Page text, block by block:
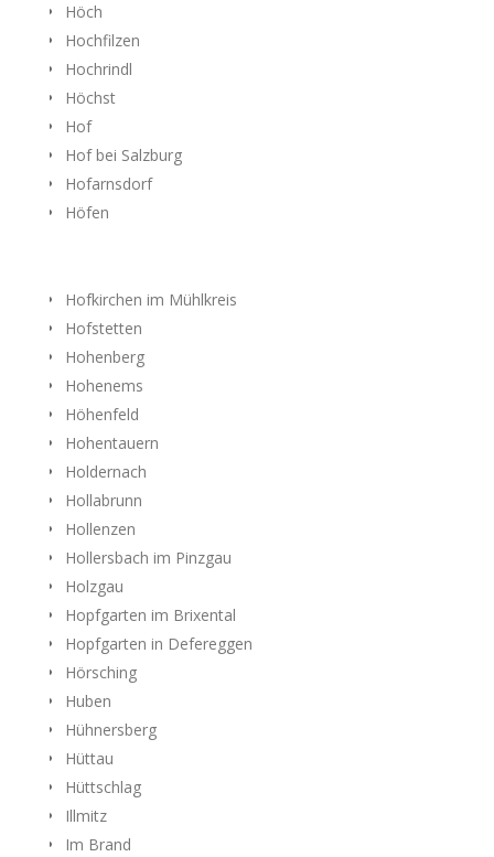
Höch
Hochfilzen
Hochrindl
Höchst
Hof
Hof bei Salzburg
Hofarnsdorf
Höfen
Hofkirchen im Mühlkreis
Hofstetten
Hohenberg
Hohenems
Höhenfeld
Hohentauern
Holdernach
Hollabrunn
Hollenzen
Hollersbach im Pinzgau
Holzgau
Hopfgarten im Brixental
Hopfgarten in Defereggen
Hörsching
Huben
Hühnersberg
Hüttau
Hüttschlag
Illmitz
Im Brand